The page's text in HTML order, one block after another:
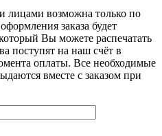
лицами возможна только по
заказа будет
Вы можете распечатать
поступят на наш счёт в
оплаты. Все необходимые
вместе с заказом при